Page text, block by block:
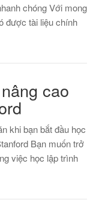
chóng Với mong
được tài liệu chính
cao
khi bạn bắt đầu học
Bạn muốn trở
việc học lập trình